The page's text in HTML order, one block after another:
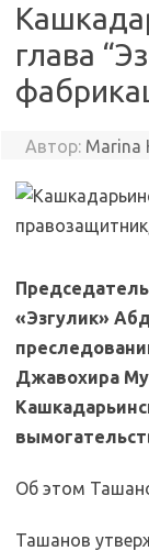
глава
Автор: Marina
«Эзгулик»
Джавохира
Об этом
Ташанов